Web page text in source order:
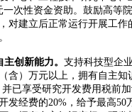
一次性资金资助。鼓励高等
对建立后正常运行开展工作
创新能力。 支持科技型企
含）万元以上，拥有自主知
已享受研究开发费用税前
发经费的20%，给予最高50